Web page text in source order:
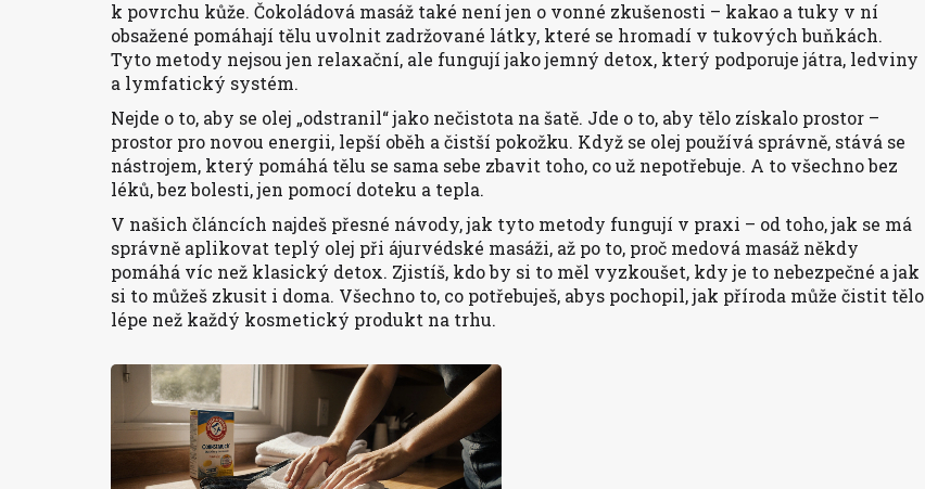
k povrchu kůže. Čokoládová masáž také není jen o vonné zkušenosti – kakao a tuky v ní
obsažené pomáhají tělu uvolnit zadržované látky, které se hromadí v tukových buňkách.
Tyto metody nejsou jen relaxační, ale fungují jako jemný detox, který podporuje játra, ledviny
a lymfatický systém.
Nejde o to, aby se olej „odstranil“ jako nečistota na šatě. Jde o to, aby tělo získalo prostor –
prostor pro novou energii, lepší oběh a čistší pokožku. Když se olej používá správně, stává se
nástrojem, který pomáhá tělu se sama sebe zbavit toho, co už nepotřebuje. A to všechno bez
léků, bez bolesti, jen pomocí doteku a tepla.
V našich článcích najdeš přesné návody, jak tyto metody fungují v praxi – od toho, jak se má
správně aplikovat teplý olej při ájurvédské masáži, až po to, proč medová masáž někdy
pomáhá víc než klasický detox. Zjistíš, kdo by si to měl vyzkoušet, kdy je to nebezpečné a jak
si to můžeš zkusit i doma. Všechno to, co potřebuješ, abys pochopil, jak příroda může čistit tělo
lépe než každý kosmetický produkt na trhu.